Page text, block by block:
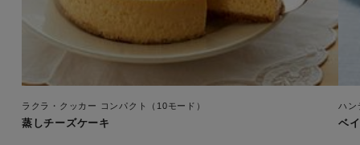
ラクラ・クッカー コンパクト（10モード）
蒸しチーズケーキ
ハン
ベ